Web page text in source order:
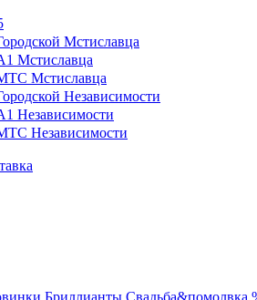
Мстиславца
Мстиславца
Мстиславца
Независимости
Независимости
Независимости
Бриллианты Свадьба&помолвка